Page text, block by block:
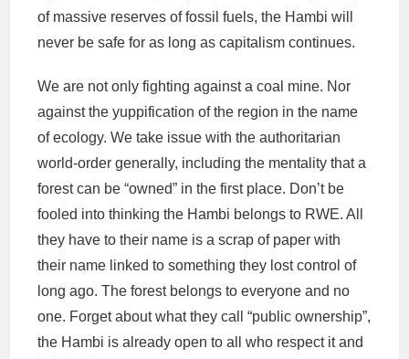
of massive reserves of fossil fuels, the Hambi will
never be safe for as long as capitalism continues.
We are not only fighting against a coal mine. Nor
against the yuppification of the region in the name
of ecology. We take issue with the authoritarian
world-order generally, including the mentality that a
forest can be “owned” in the first place. Don’t be
fooled into thinking the Hambi belongs to RWE. All
they have to their name is a scrap of paper with
their name linked to something they lost control of
long ago. The forest belongs to everyone and no
one. Forget about what they call “public ownership”,
the Hambi is already open to all who respect it and